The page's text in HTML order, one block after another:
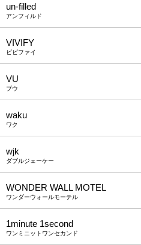
un-filled
アンフィルド
VIVIFY
ビビファイ
VU
ブウ
waku
ワク
wjk
ダブルジェーケー
WONDER WALL MOTEL
ワンダーウォールモーテル
1minute​ 1second
ワンミニットワンセカンド